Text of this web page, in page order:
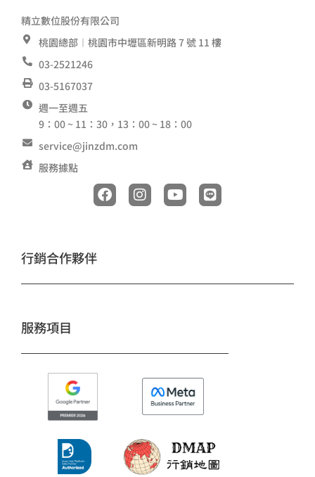
精立數位股份有限公司
桃園總部︱桃園市中壢區新明路 7 號 11 樓
03-2521246
03-5167037
週一至週五
9：00 ~ 11：30，13：00 ~ 18：00
service@jinzdm.com
服務據點
F
a
c
k
I
n
s
a
Y
o
u
L
i
n
行銷合作夥伴
服務項目